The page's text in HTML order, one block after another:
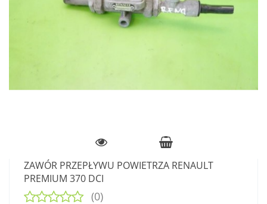
ZAWÓR PRZEPŁYWU POWIETRZA RENAULT
PREMIUM 370 DCI
(0)